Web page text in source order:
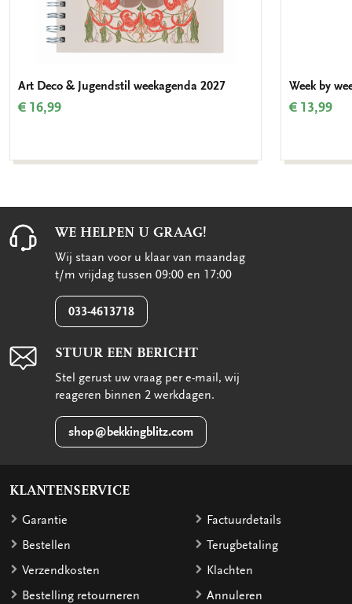
Art Deco & Jugendstil weekagenda 2027
€ 16,99
Week by
€ 13,99
WE HELPEN U GRAAG!
Wij staan voor u klaar van maandag
t/m vrijdag tussen 09:00 en 17:00
033-4613718
STUUR EEN BERICHT
Stel gerust uw vraag per e-mail, wij
reageren binnen 2 werkdagen.
shop@bekkingblitz.com
KLANTENSERVICE
Garantie
Bestellen
Verzendkosten
Bestelling retourneren
Factuurdetails
Terugbetaling
Klachten
Annuleren